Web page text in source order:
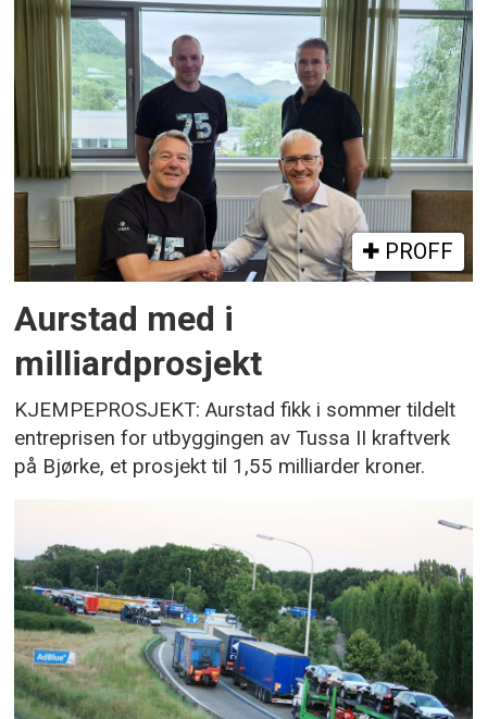
PROFF
Aurstad med i
milliardprosjekt
KJEMPEPROSJEKT: Aurstad fikk i sommer tildelt
entreprisen for utbyggingen av Tussa II kraftverk
på Bjørke, et prosjekt til 1,55 milliarder kroner.